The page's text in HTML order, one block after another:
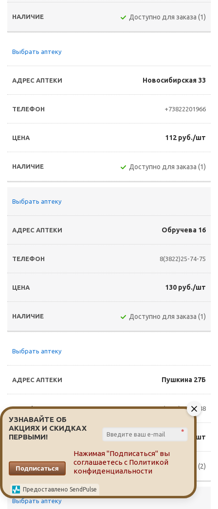
Доступно для заказа (1)
Выбрать аптеку
Новосибирская 33
+73822201966
112 руб./шт
Доступно для заказа (1)
Выбрать аптеку
Обручева 16
8(3822)25-74-75
130 руб./шт
Доступно для заказа (1)
Выбрать аптеку
Пушкина 27Б
8(3822)65-14-48
122 руб./шт
Доступно для заказа (2)
Выбрать аптеку
УЗНАВАЙТЕ ОБ
АКЦИЯХ И СКИДКАХ
ПЕРВЫМИ!
*
Подписаться
Нажимая "Подписаться" вы
соглашаетесь с Политикой
конфиденциальности
Предоставлено SendPulse